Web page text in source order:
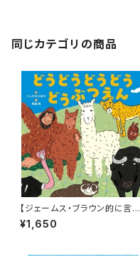
同じカテゴリの商品
【ジェームス・ブラウン的に言え
ば「ゲロッパ！」的な絵本！】『どう
どうどうどう どうぶつえん』
¥1,650